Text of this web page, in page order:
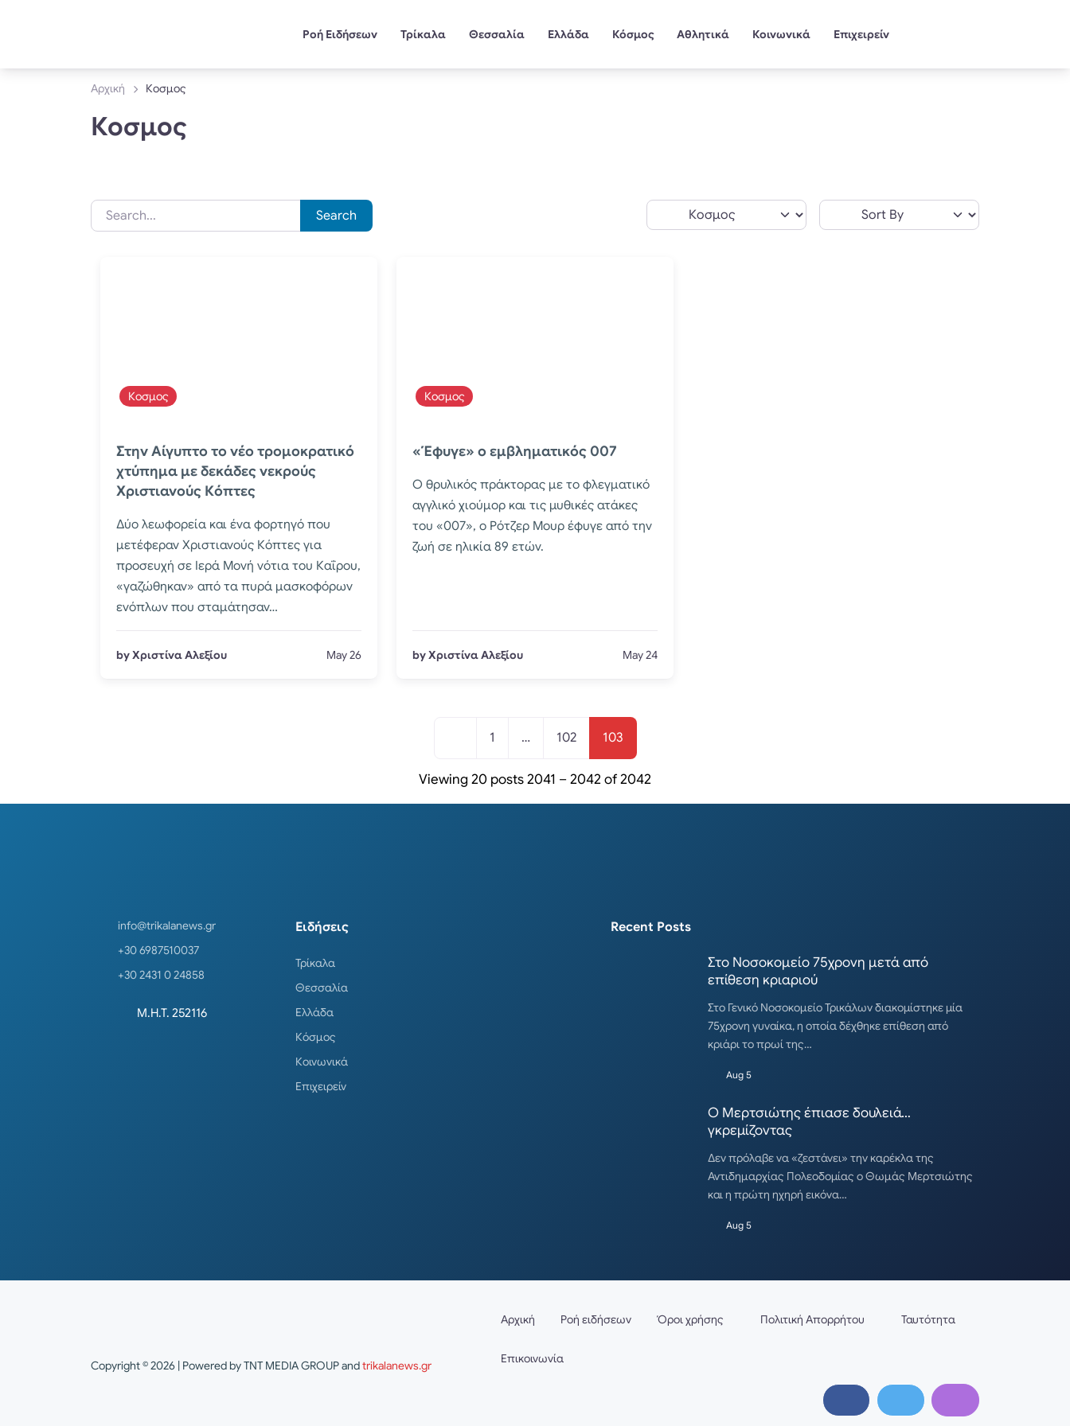
Ροή Ειδήσεων Τρίκαλα Θεσσαλία Ελλάδα Κόσμος Αθλητικά Κοινωνικά Επιχειρείν
Αρχική Κοσμος
Κοσμος
Search
Κοσμος
Στην Αίγυπτο το νέο τρομοκρατικό
χτύπημα με δεκάδες νεκρούς
Χριστιανούς Κόπτες
Δύο λεωφορεία και ένα φορτηγό που
μετέφεραν Χριστιανούς Κόπτες για
προσευχή σε Ιερά Μονή νότια του Καΐρου,
«γαζώθηκαν» από τα πυρά μασκοφόρων
ενόπλων που σταμάτησαν…
by Χριστίνα Αλεξίου May 26
Κοσμος
«Έφυγε» ο εμβληματικός 007
Ο θρυλικός πράκτορας με το φλεγματικό
αγγλικό χιούμορ και τις μυθικές ατάκες
του «007», ο Ρότζερ Μουρ έφυγε από την
ζωή σε ηλικία 89 ετών.
by Χριστίνα Αλεξίου May 24
1 … 102 103
Viewing 20 posts 2041 – 2042 of 2042
info@trikalanews.gr
+30 6987510037
+30 2431 0 24858
Μ.Η.Τ. 252116
Ειδήσεις
Τρίκαλα
Θεσσαλία
Ελλάδα
Κόσμος
Κοινωνικά
Επιχειρείν
Recent Posts
Στο Νοσοκομείο 75χρονη μετά από
επίθεση κριαριού
Στο Γενικό Νοσοκομείο Τρικάλων διακομίστηκε μία
75χρονη γυναίκα, η οποία δέχθηκε επίθεση από
κριάρι το πρωί της…
Aug 5
Ο Μερτσιώτης έπιασε δουλειά…
γκρεμίζοντας
Δεν πρόλαβε να «ζεστάνει» την καρέκλα της
Αντιδημαρχίας Πολεοδομίας ο Θωμάς Μερτσιώτης
και η πρώτη ηχηρή εικόνα…
Aug 5
Copyright © 2026 | Powered by TNT MEDIA GROUP andtrikalanews.gr
Αρχική Ροή ειδήσεων Όροι χρήσης Πολιτική Απορρήτου Ταυτότητα
Επικοινωνία